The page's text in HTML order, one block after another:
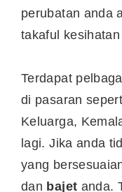
perubatan anda
takaful
Terdapat
di pasaran
Keluarga,
lagi. Jika anda
yang
dan bajet anda.